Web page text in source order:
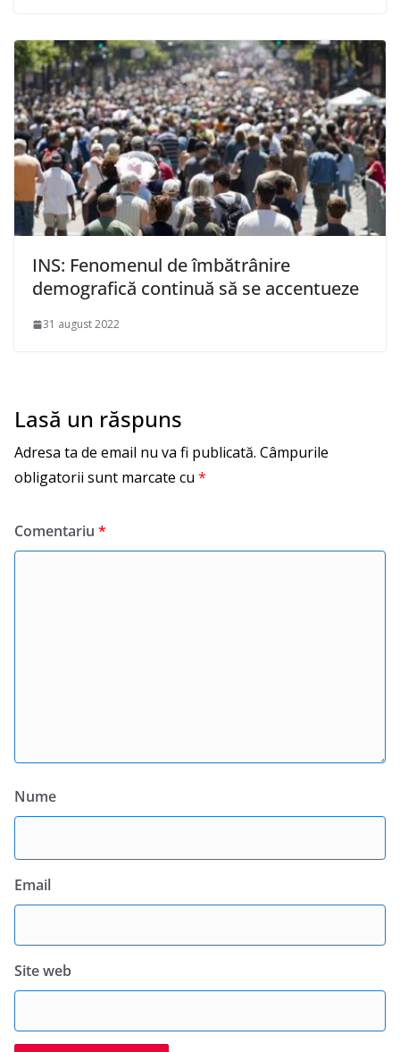
INS: Fenomenul de îmbătrânire
demografică continuă să se accentueze
31 august 2022
Lasă un răspuns
Adresa ta de email nu va fi publicată. Câmpurile
obligatorii sunt marcate cu *
Comentariu *
Nume
Email
Site web